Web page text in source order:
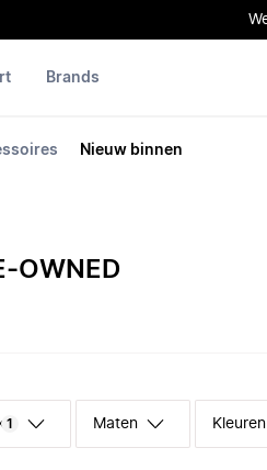
Nieuw binnen
Brands
OWNED
1 Maten Kleuren